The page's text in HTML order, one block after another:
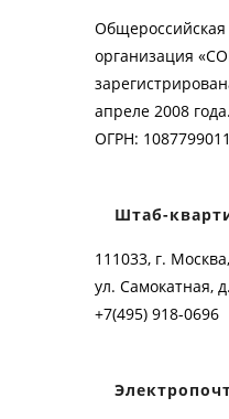
организация
апреле 2008 года.
ОГРН:
Штаб-
111033, г. Москва,
ул. Самокатная,
+7(495) 918-0696